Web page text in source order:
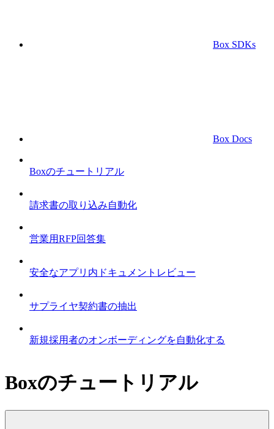
Box SDKs
Box Docs
Boxのチュートリアル
請求書の取り込み自動化
営業用RFP回答集
安全なアプリ内ドキュメントレビュー
サプライヤ契約書の抽出
新規採用者のオンボーディングを自動化する
Boxのチュートリアル